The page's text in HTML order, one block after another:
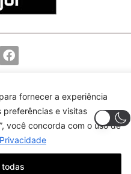
fornecer a experiência
preferências e visitas
você concorda com o uso de
os direitos reservados